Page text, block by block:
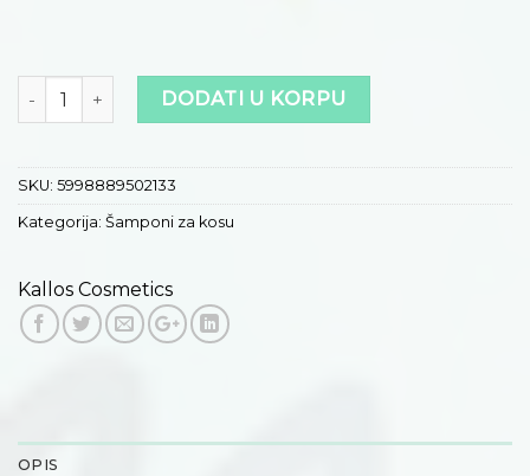
Količina DODATI U KORPU
SKU: 5998889502133
Kategorija: Šamponi za kosu
Kallos Cosmetics
OPIS